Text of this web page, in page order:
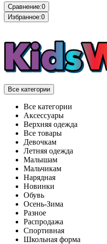
Сравнение:0
Избранное:0
Все категории
Все категории
Аксессуары
Верхняя одежда
Все товары
Девочкам
Летняя одежда
Малышам
Мальчикам
Нарядная
Новинки
Обувь
Осень-Зима
Разное
Распродажа
Спортивная
Школьная форма